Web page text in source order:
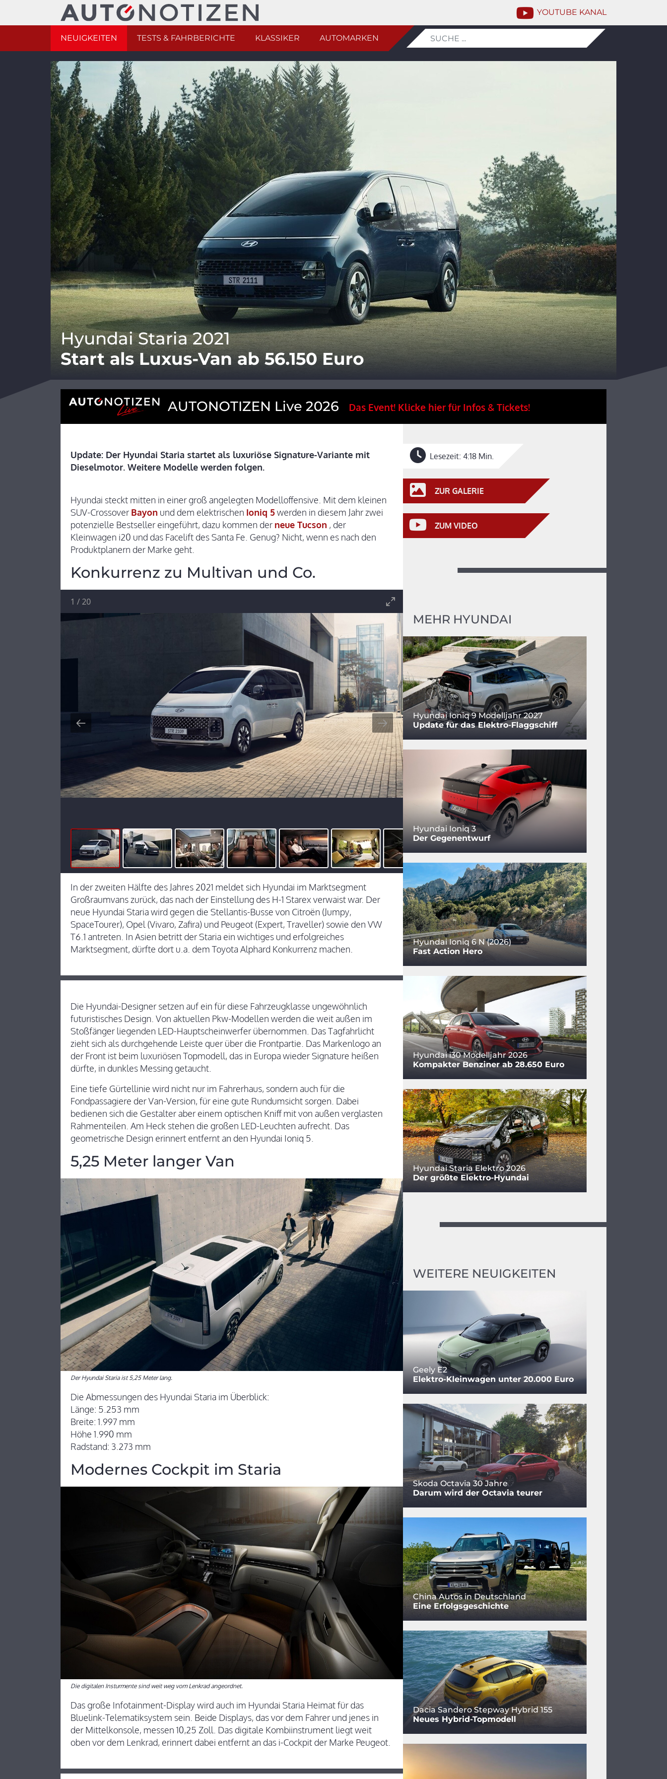
YOUTUBE KANAL
NEUIGKEITEN TESTS & FAHRBERICHTE KLASSIKER AUTOMARKEN
Hyundai Staria 2021
Start als Luxus-Van ab 56.150 Euro
AUTONOTIZEN Live 2026 Das Event! Klicke hier für Infos & Tickets!
Update: Der Hyundai Staria startet als luxuriöse Signature-Variante mit
Dieselmotor. Weitere Modelle werden folgen.
Hyundai steckt mitten in einer groß angelegten Modelloffensive. Mit dem kleinen
SUV-Crossover Bayon und dem elektrischen Ioniq 5werden in diesem Jahr zwei
potenzielle Bestseller eingeführt, dazu kommen der neue Tucson , der
Kleinwagen i20 und das Facelift des Santa Fe. Genug? Nicht, wenn es nach den
Produktplanern der Marke geht.
Konkurrenz zu Multivan und Co.
1 /20
In der zweiten Hälfte des Jahres 2021 meldet sich Hyundai im Marktsegment
Großraumvans zurück, das nach der Einstellung des H-1 Starex verwaist war. Der
neue Hyundai Staria wird gegen die Stellantis-Busse von Citroën (Jumpy,
SpaceTourer), Opel (Vivaro, Zafira) und Peugeot (Expert, Traveller) sowie den VW
T6.1 antreten. In Asien betritt der Staria ein wichtiges und erfolgreiches
Marktsegment, dürfte dort u.a. dem Toyota Alphard Konkurrenz machen.
Die Hyundai-Designer setzen auf ein für diese Fahrzeugklasse ungewöhnlich
futuristisches Design. Von aktuellen Pkw-Modellen werden die weit außen im
Stoßfänger liegenden LED-Hauptscheinwerfer übernommen. Das Tagfahrlicht
zieht sich als durchgehende Leiste quer über die Frontpartie. Das Markenlogo an
der Front ist beim luxuriösen Topmodell, das in Europa wieder Signature heißen
dürfte, in dunkles Messing getaucht.
Eine tiefe Gürtellinie wird nicht nur im Fahrerhaus, sondern auch für die
Fondpassagiere der Van-Version, für eine gute Rundumsicht sorgen. Dabei
bedienen sich die Gestalter aber einem optischen Kniff mit von außen verglasten
Rahmenteilen. Am Heck stehen die großen LED-Leuchten aufrecht. Das
geometrische Design erinnert entfernt an den Hyundai Ioniq 5.
5,25 Meter langer Van
Der Hyundai Staria ist 5,25 Meter lang.
Die Abmessungen des Hyundai Staria im Überblick:
Länge: 5.253 mm
Breite: 1.997 mm
Höhe 1.990 mm
Radstand: 3.273 mm
Modernes Cockpit im Staria
Die digitalen Insturmente sind weit weg vom Lenkrad angeordnet.
Das große Infotainment-Display wird auch im Hyundai Staria Heimat für das
Bluelink-Telematiksystem sein. Beide Displays, das vor dem Fahrer und jenes in
der Mittelkonsole, messen 10,25 Zoll. Das digitale Kombiinstrument liegt weit
oben vor dem Lenkrad, erinnert dabei entfernt an das i-Cockpit der Marke Peugeot.
Lesezeit: 4:18 Min.
ZUR GALERIE
ZUM VIDEO
MEHR HYUNDAI
Hyundai Ioniq 9 Modelljahr 2027
Update für das Elektro-Flaggschiff
Hyundai Ioniq 3
Der Gegenentwurf
Hyundai Ioniq 6 N (2026)
Fast Action Hero
Hyundai i30 Modelljahr 2026
Kompakter Benziner ab 28.650 Euro
Hyundai Staria Elektro 2026
Der größte Elektro-Hyundai
WEITERE NEUIGKEITEN
Geely E2
Elektro-Kleinwagen unter 20.000 Euro
Skoda Octavia 30 Jahre
Darum wird der Octavia teurer
China Autos in Deutschland
Eine Erfolgsgeschichte
Dacia Sandero Stepway Hybrid 155
Neues Hybrid-Topmodell